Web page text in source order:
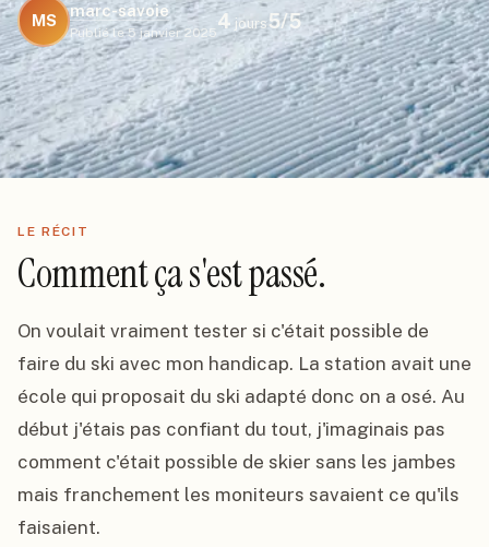
MS
marc-savoie
Publié le 5 janvier 2025
4 jours5/5
LE RÉCIT
Comment ça s'est passé.
On voulait vraiment tester si c'était possible de
faire du ski avec mon handicap. La station avait une
école qui proposait du ski adapté donc on a osé. Au
début j'étais pas confiant du tout, j'imaginais pas
comment c'était possible de skier sans les jambes
mais franchement les moniteurs savaient ce qu'ils
faisaient.